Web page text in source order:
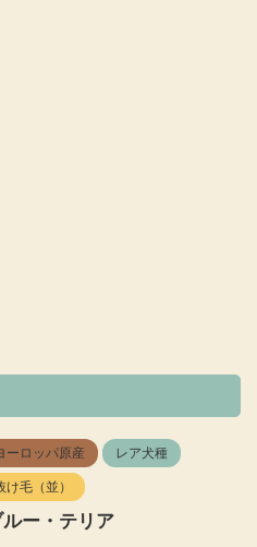
ーロッパ原産 レア犬種
け毛（並）
ー・テリア